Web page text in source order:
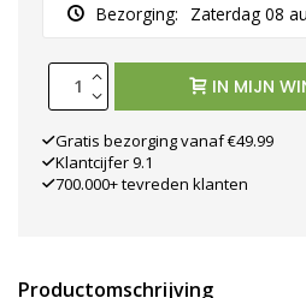
Bezorging: Zaterdag 08
IN MIJN
Gratis bezorging vanaf €49.99
Klantcijfer 9.1
700.000+ tevreden klanten
Productomschrijving